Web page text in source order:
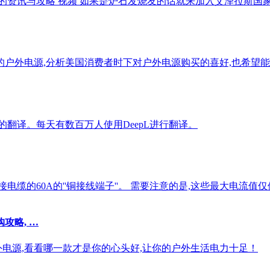
户外电源,分析美国消费者时下对户外电源购买的喜好,也希望
译。每天有数百万人使用DeepL进行翻译。
电缆的60A的''铜接线端子''。 需要注意的是,这些最大电流值
攻略, …
源,看看哪一款才是你的心头好,让你的户外生活电力十足！